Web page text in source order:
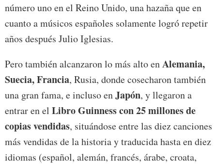
número uno en el Reino Unido, una hazaña que en
cuanto a músicos españoles solamente logró repetir
años después Julio Iglesias.
Pero también alcanzaron lo más alto enAlemania,
Suecia, Francia, Rusia, donde cosecharon también
una gran fama, e incluso enJapón, y llegaron a
entrar en el Libro Guinness con 25 millones de
copias vendidas, situándose entre las diez canciones
más vendidas de la historia y traducida hasta en diez
idiomas (español, alemán, francés, árabe, croata,